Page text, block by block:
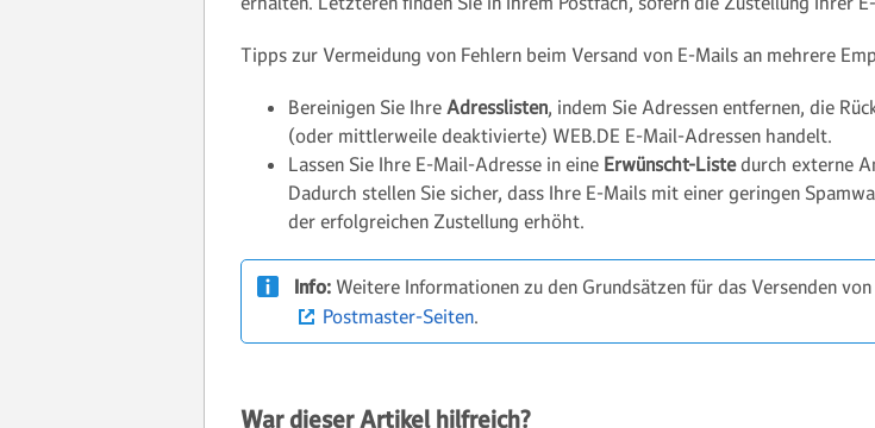
Tipps zur Vermeidung von Fehlern beim Versand von E-Mails an mehrere
Bereinigen Sie Ihre Adresslisten, indem Sie Adressen entfernen, die
(oder mittlerweile deaktivierte) WEB.DE E-Mail-Adressen handelt.
Lassen Sie Ihre E-Mail-Adresse in eine Erwünscht-Listedurch externe
Dadurch stellen Sie sicher, dass Ihre E-Mails mit einer geringen
der erfolgreichen Zustellung erhöht.
Info: Weitere Informationen zu den Grundsätzen für das Versenden
Postmaster-Seiten.
War dieser Artikel hilfreich?